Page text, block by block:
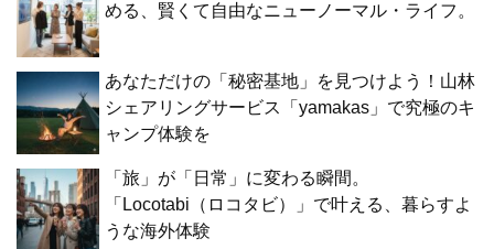
める、賢くて自由なニューノーマル・ライフ。
あなただけの「秘密基地」を見つけよう！山林
シェアリングサービス「yamakas」で究極のキ
ャンプ体験を
「旅」が「日常」に変わる瞬間。
「Locotabi（ロコタビ）」で叶える、暮らすよ
うな海外体験